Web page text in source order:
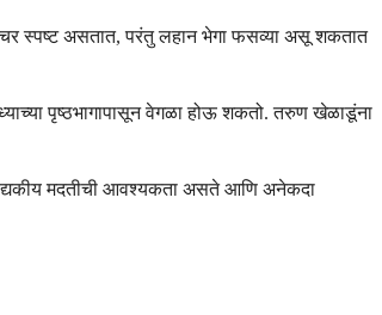
स्पष्ट असतात, परंतु लहान भेगा फसव्या असू शकतात
पृष्ठभागापासून वेगळा होऊ शकतो. तरुण खेळाडूंना
वैद्यकीय मदतीची आवश्यकता असते आणि अनेकदा